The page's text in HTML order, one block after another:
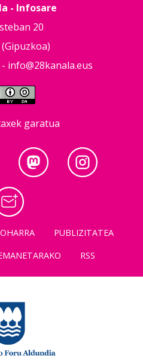
- Infosare
20
info@28kanala.eus
garatua
PUBLIZITATEA
RSS